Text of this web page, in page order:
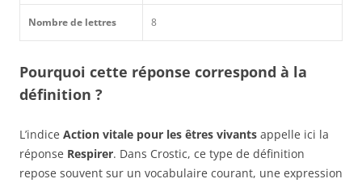
Nombre de lettres 8
Pourquoi cette réponse correspond à la
définition ?
L’indice Action vitale pour les êtres vivants appelle ici la
réponse Respirer. Dans Crostic, ce type de définition
repose souvent sur un vocabulaire courant, une expression